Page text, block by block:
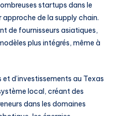
startups dans le
approche de la supply chain.
de fournisseurs asiatiques,
plus intégrés, même à
d’investissements au Texas
local, créant des
dans les domaines